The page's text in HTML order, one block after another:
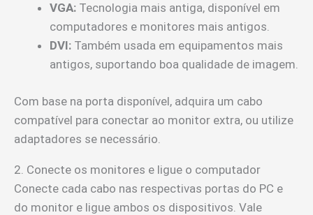
VGA: Tecnologia mais antiga, disponível em
computadores e monitores mais antigos.
DVI: Também usada em equipamentos mais
antigos, suportando boa qualidade de imagem.
Com base na porta disponível, adquira um cabo
compatível para conectar ao monitor extra, ou utilize
adaptadores se necessário.
2. Conecte os monitores e ligue o computador
Conecte cada cabo nas respectivas portas do PC e
do monitor e ligue ambos os dispositivos. Vale